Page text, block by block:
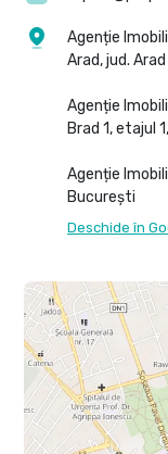
Agenție
Arad, jud. Arad
Agenție
Brad 1, etajul
Agenție
București
Deschide în